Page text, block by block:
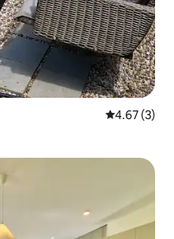
평점 4.67점
4.67 (3)